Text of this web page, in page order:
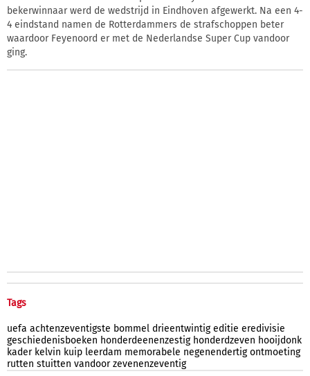
bekerwinnaar werd de wedstrijd in Eindhoven afgewerkt. Na een 4-
4 eindstand namen de Rotterdammers de strafschoppen beter
waardoor Feyenoord er met de Nederlandse Super Cup vandoor
ging.
Tags
uefa achtenzeventigste bommel drieentwintig editie eredivisie
geschiedenisboeken honderdeenenzestig honderdzeven hooijdonk
kader kelvin kuip leerdam memorabele negenendertig ontmoeting
rutten stuitten vandoor zevenenzeventig